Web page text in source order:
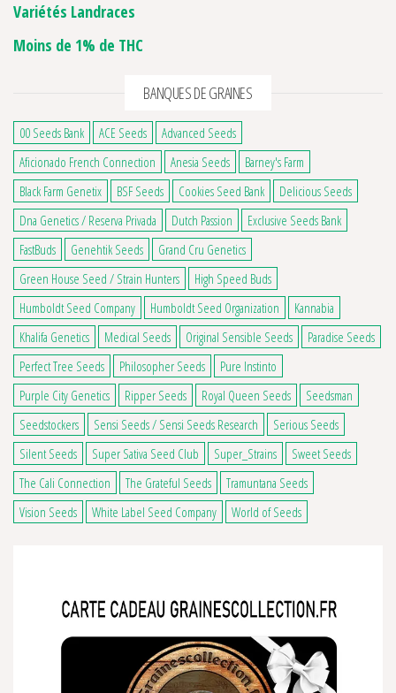
Variétés Landraces
Moins de 1% de THC
BANQUES DE GRAINES
00 Seeds Bank ACE Seeds
Advanced Seeds
Aficionado French Connection
Anesia Seeds
Barney's Farm
Black Farm Genetix
BSF Seeds Cookies Seed Bank
Delicious Seeds
Dna Genetics / Reserva Privada
Dutch Passion
Exclusive Seeds Bank
FastBuds
Genehtik Seeds
Grand Cru Genetics
Green House Seed / Strain Hunters
High Speed Buds
Humboldt Seed Company
Humboldt Seed Organization
Kannabia
Khalifa Genetics
Medical Seeds Original Sensible Seeds
Paradise Seeds
Perfect Tree Seeds
Philosopher Seeds
Pure Instinto
Purple City Genetics
Ripper Seeds Royal Queen Seeds
Seedsman
Seedstockers
Sensi Seeds / Sensi Seeds Research
Serious Seeds
Silent Seeds
Super Sativa Seed Club Super_Strains
Sweet Seeds
The Cali Connection
The Grateful Seeds
Tramuntana Seeds
Vision Seeds
White Label Seed Company World of Seeds